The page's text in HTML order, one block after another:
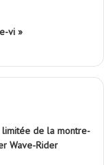
vi »
de la montre-
Wave-Rider